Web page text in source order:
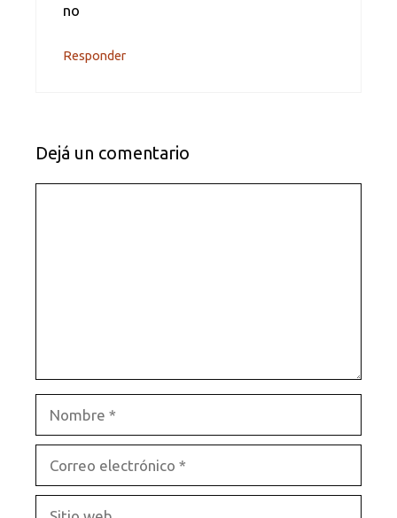
no
Responder
Dejá un comentario
electrónico